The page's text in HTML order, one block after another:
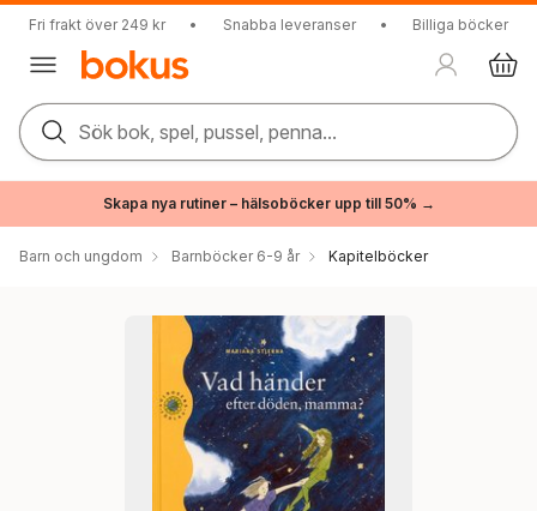
Fri frakt över 249 kr • Snabba leveranser • Billiga böcker
Sök bok, spel, pussel, penna...
Skapa nya rutiner – hälsoböcker upp till 50% →
Barn och ungdom Barnböcker 6-9 år Kapitelböcker